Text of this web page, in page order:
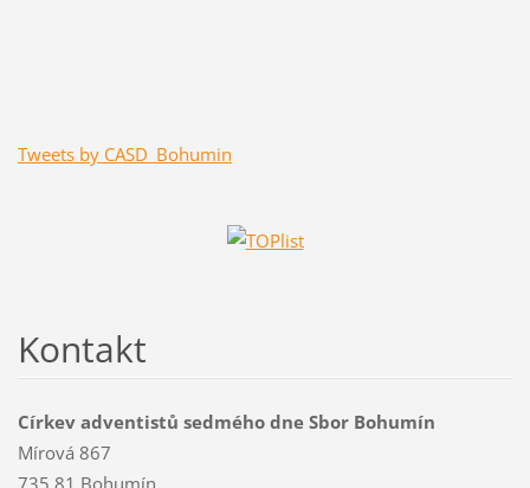
Tweets by CASD_Bohumin
Kontakt
Církev adventistů sedmého dne Sbor Bohumín
Mírová 867
735 81 Bohumín